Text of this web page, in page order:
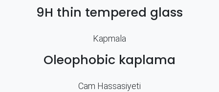
9H thin tempered glass
Kapmala
Oleophobic kaplama
Cam Hassasiyeti